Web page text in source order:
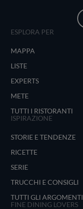
ESPLORA PER
MAPPA
LISTE
EXPERTS
METE
TUTTI I RISTORANTI
ISPIRAZIONE
STORIE E TENDENZE
RICETTE
SERIE
TRUCCHI E CONSIGLI
TUTTI GLI ARGOMENTI
FINE DINING LOVERS